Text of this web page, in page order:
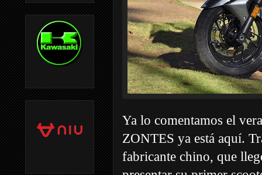
Ya lo comentamos el
ZONTES ya está aquí.
fabricante chino, que